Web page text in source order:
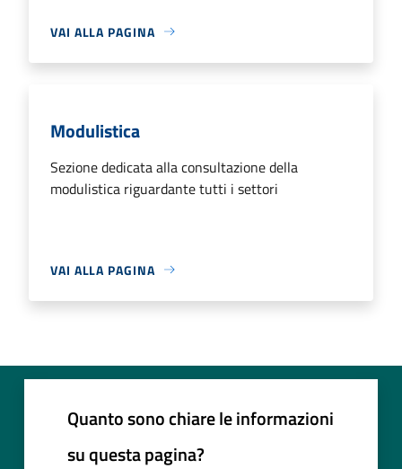
VAI ALLA PAGINA
Modulistica
Sezione dedicata alla consultazione della
modulistica riguardante tutti i settori
VAI ALLA PAGINA
Quanto sono chiare le informazioni
su questa pagina?